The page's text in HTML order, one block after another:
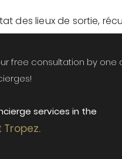
des lieux de sortie,
free consultation by one
services in the
Tropez.